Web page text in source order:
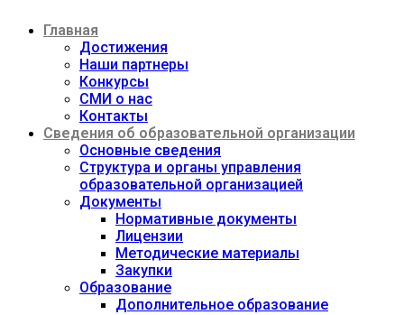
содержимому
Главная
Достижения
Наши партнеры
Конкурсы
СМИ о нас
Контакты
Сведения об образовательной организации
Основные сведения
Структура и органы управления
образовательной организацией
Документы
Нормативные документы
Лицензии
Методические материалы
Закупки
Образование
Дополнительное образование